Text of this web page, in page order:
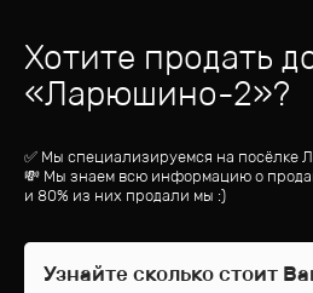
Хотите продать
«Ларюшино-2»?
✅ Мы специализируемся на посёлке
💸 Мы знаем всю информацию о
и 80% из них продали мы :)
Узнайте сколько стоит